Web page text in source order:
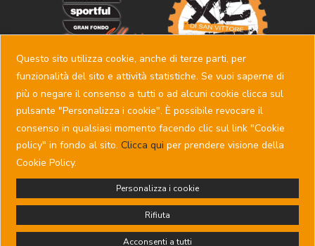
Copyright © SSD PEDALE FELTRINO - P.IVA 00742450257 -
Via Montelungo, 21 - 32032 Feltre (BL) - Tel: +39 0439
pedalefeltrino@sportfuldolomitirace.it
Privacy policy-Cookie policy- Powered bySersis
Questo sito utilizza cookie, anche di terze parti, per
funzionalità del sito e attività statistiche. Se vuoi saperne di
più o negare il consenso a tutti o ad alcuni cookie clicca sul
pulsante "Personalizza i cookie". È possibile revocare il
consenso in qualsiasi momento facendo clic sul link "Cookie
policy" in fondo al sito. Clicca qui per prendere visione della
Cookie Policy.
Personalizza i cookie
Rifiuta
Acconsenti a tutti